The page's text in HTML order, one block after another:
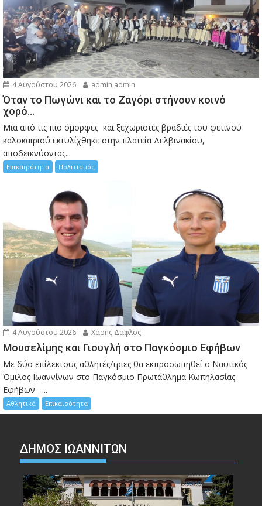
4 Αυγούστου 2026 admin admin
Όταν το Πωγώνι και το Ζαγόρι στήνουν κοινό
χορό…
Μια από τις πιο όμορφες και ξεχωριστές βραδιές του φετινού
καλοκαιριού εκτυλίχθηκε στην πλατεία Δελβινακίου,
αποδεικνύοντας...
Επικαιρότητα Πολιτισμός
4 Αυγούστου 2026 Χάρης Δάφλος
Μουσελίμης και Γιουγλή στο Παγκόσμιο Εφήβων
Mε δύο επίλεκτους αθλητές/τριες θα εκπροσωπηθεί ο Ναυτικός
Όμιλος Ιωαννίνων στο Παγκόσμιο Πρωτάθλημα Κωπηλασίας
Εφήβων –...
Αθλητικά Επικαιρότητα
ΔΗΜΟΣ ΙΩΑΝΝΙΤΩΝ